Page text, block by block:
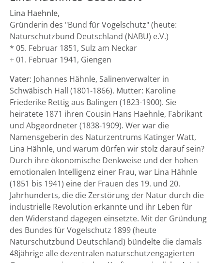
Lina Haehnle,
Gründerin des "Bund für Vogelschutz" (heute:
Naturschutzbund Deutschland (NABU) e.V.)
* 05. Februar 1851, Sulz am Neckar
+ 01. Februar 1941, Giengen
Vater: Johannes Hähnle, Salinenverwalter in
Schwäbisch Hall (1801-1866). Mutter: Karoline
Friederike Rettig aus Balingen (1823-1900). Sie
heiratete 1871 ihren Cousin Hans Haehnle, Fabrikant
und Abgeordneter (1838-1909). Wer war die
Namensgeberin des Naturzentrums Katinger Watt,
Lina Hähnle, und warum dürfen wir stolz darauf sein?
Durch ihre ökonomische Denkweise und der hohen
emotionalen Intelligenz einer Frau, war Lina Hähnle
(1851 bis 1941) eine der Frauen des 19. und 20.
Jahrhunderts, die die Zerstörung der Natur durch die
industrielle Revolution erkannte und ihr Leben für
den Widerstand dagegen einsetzte. Mit der Gründung
des Bundes für Vogelschutz 1899 (heute
Naturschutzbund Deutschland) bündelte die damals
48jährige alle dezentralen naturschutzengagierten